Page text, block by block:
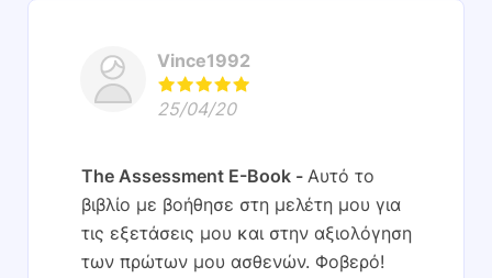
Vince1992
25/04/20
The Assessment E-Book
Αυτό το
βιβλίο με βοήθησε στη μελέτη μου για
τις εξετάσεις μου και στην αξιολόγηση
των πρώτων μου ασθενών. Φοβερό!